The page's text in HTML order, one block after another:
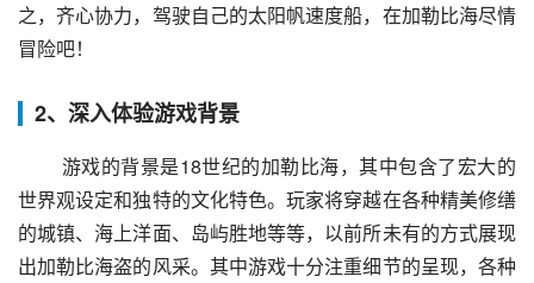
之，齐心协力，驾驶自己的太阳帆速度船，在加勒比海尽情
冒险吧！
2、深入体验游戏背景
世界观设定和独特的文化特色。玩家将穿越在各种精美修缮
的城镇、海上洋面、岛屿胜地等等，以前所未有的方式展现
出加勒比海盗的风采。其中游戏十分注重细节的呈现，各种